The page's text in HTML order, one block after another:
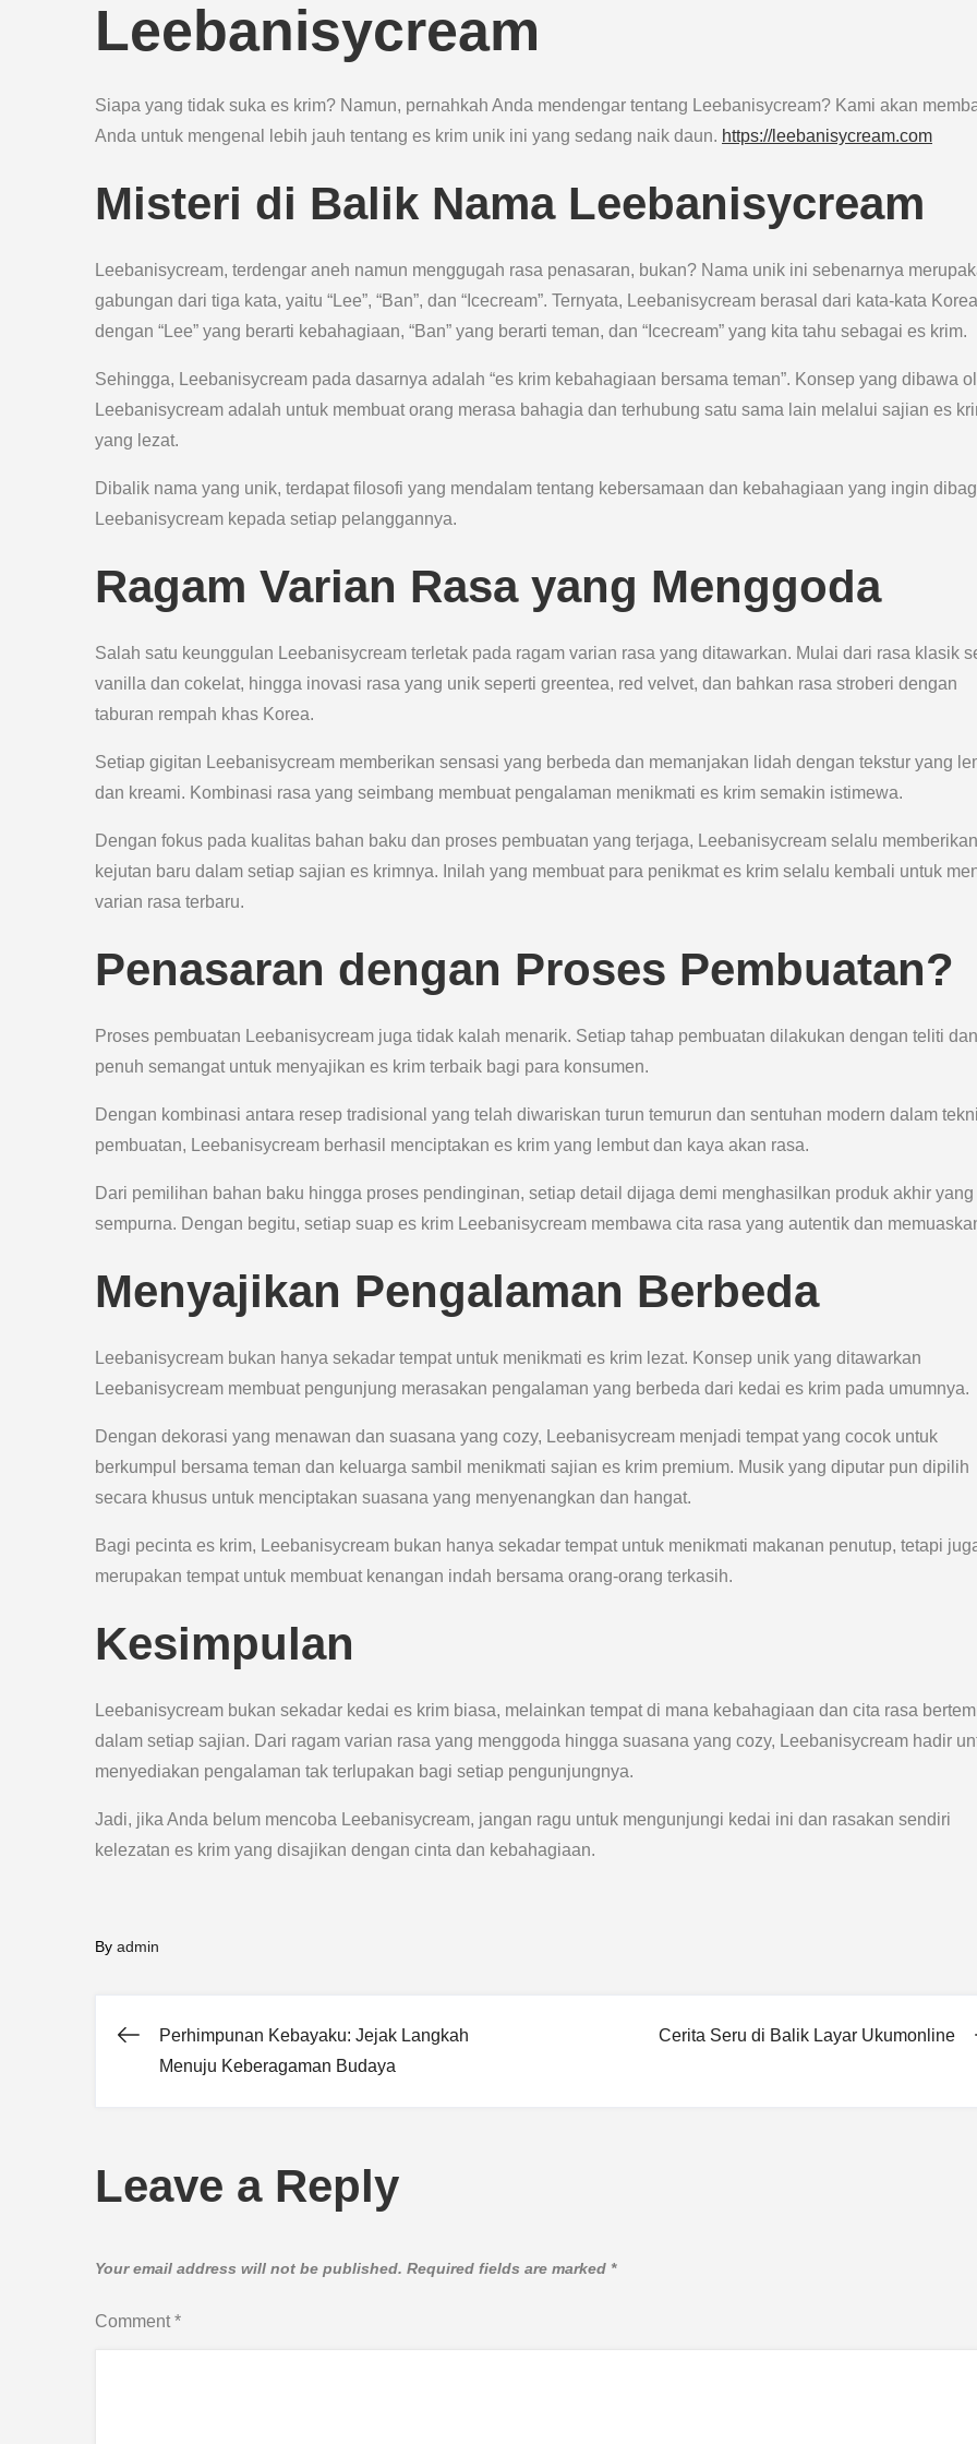
Leebanisycream
Siapa yang tidak suka es krim? Namun, pernahkah Anda mendengar tentang Leebanisycream? Kami akan
Anda untuk mengenal lebih jauh tentang es krim unik ini yang sedang naik daun. https://leebanisycream.com
Misteri di Balik Nama Leebanisycream
Leebanisycream, terdengar aneh namun menggugah rasa penasaran, bukan? Nama unik ini sebenarnya
gabungan dari tiga kata, yaitu “Lee”, “Ban”, dan “Icecream”. Ternyata, Leebanisycream berasal dari kata-kata
dengan “Lee” yang berarti kebahagiaan, “Ban” yang berarti teman, dan “Icecream” yang kita tahu sebagai es krim.
Sehingga, Leebanisycream pada dasarnya adalah “es krim kebahagiaan bersama teman”. Konsep yang dibawa
Leebanisycream adalah untuk membuat orang merasa bahagia dan terhubung satu sama lain melalui sajian es
yang lezat.
Dibalik nama yang unik, terdapat filosofi yang mendalam tentang kebersamaan dan kebahagiaan yang ingin
Leebanisycream kepada setiap pelanggannya.
Ragam Varian Rasa yang Menggoda
Salah satu keunggulan Leebanisycream terletak pada ragam varian rasa yang ditawarkan. Mulai dari rasa klasik
vanilla dan cokelat, hingga inovasi rasa yang unik seperti greentea, red velvet, dan bahkan rasa stroberi dengan
taburan rempah khas Korea.
Setiap gigitan Leebanisycream memberikan sensasi yang berbeda dan memanjakan lidah dengan tekstur yang
dan kreami. Kombinasi rasa yang seimbang membuat pengalaman menikmati es krim semakin istimewa.
Dengan fokus pada kualitas bahan baku dan proses pembuatan yang terjaga, Leebanisycream selalu memberikan
kejutan baru dalam setiap sajian es krimnya. Inilah yang membuat para penikmat es krim selalu kembali untuk
varian rasa terbaru.
Penasaran dengan Proses Pembuatan?
Proses pembuatan Leebanisycream juga tidak kalah menarik. Setiap tahap pembuatan dilakukan dengan teliti dan
penuh semangat untuk menyajikan es krim terbaik bagi para konsumen.
Dengan kombinasi antara resep tradisional yang telah diwariskan turun temurun dan sentuhan modern dalam
pembuatan, Leebanisycream berhasil menciptakan es krim yang lembut dan kaya akan rasa.
Dari pemilihan bahan baku hingga proses pendinginan, setiap detail dijaga demi menghasilkan produk akhir yang
sempurna. Dengan begitu, setiap suap es krim Leebanisycream membawa cita rasa yang autentik dan
Menyajikan Pengalaman Berbeda
Leebanisycream bukan hanya sekadar tempat untuk menikmati es krim lezat. Konsep unik yang ditawarkan
Leebanisycream membuat pengunjung merasakan pengalaman yang berbeda dari kedai es krim pada umumnya.
Dengan dekorasi yang menawan dan suasana yang cozy, Leebanisycream menjadi tempat yang cocok untuk
berkumpul bersama teman dan keluarga sambil menikmati sajian es krim premium. Musik yang diputar pun dipilih
secara khusus untuk menciptakan suasana yang menyenangkan dan hangat.
Bagi pecinta es krim, Leebanisycream bukan hanya sekadar tempat untuk menikmati makanan penutup, tetapi
merupakan tempat untuk membuat kenangan indah bersama orang-orang terkasih.
Kesimpulan
Leebanisycream bukan sekadar kedai es krim biasa, melainkan tempat di mana kebahagiaan dan cita rasa
dalam setiap sajian. Dari ragam varian rasa yang menggoda hingga suasana yang cozy, Leebanisycream hadir
menyediakan pengalaman tak terlupakan bagi setiap pengunjungnya.
Jadi, jika Anda belum mencoba Leebanisycream, jangan ragu untuk mengunjungi kedai ini dan rasakan sendiri
kelezatan es krim yang disajikan dengan cinta dan kebahagiaan.
By admin
Post
Perhimpunan Kebayaku: Jejak Langkah
Menuju Keberagaman Budaya
Cerita Seru di Balik Layar Ukumonline
Leave a Reply
Your email address will not be published. Required fields are marked *
Comment *